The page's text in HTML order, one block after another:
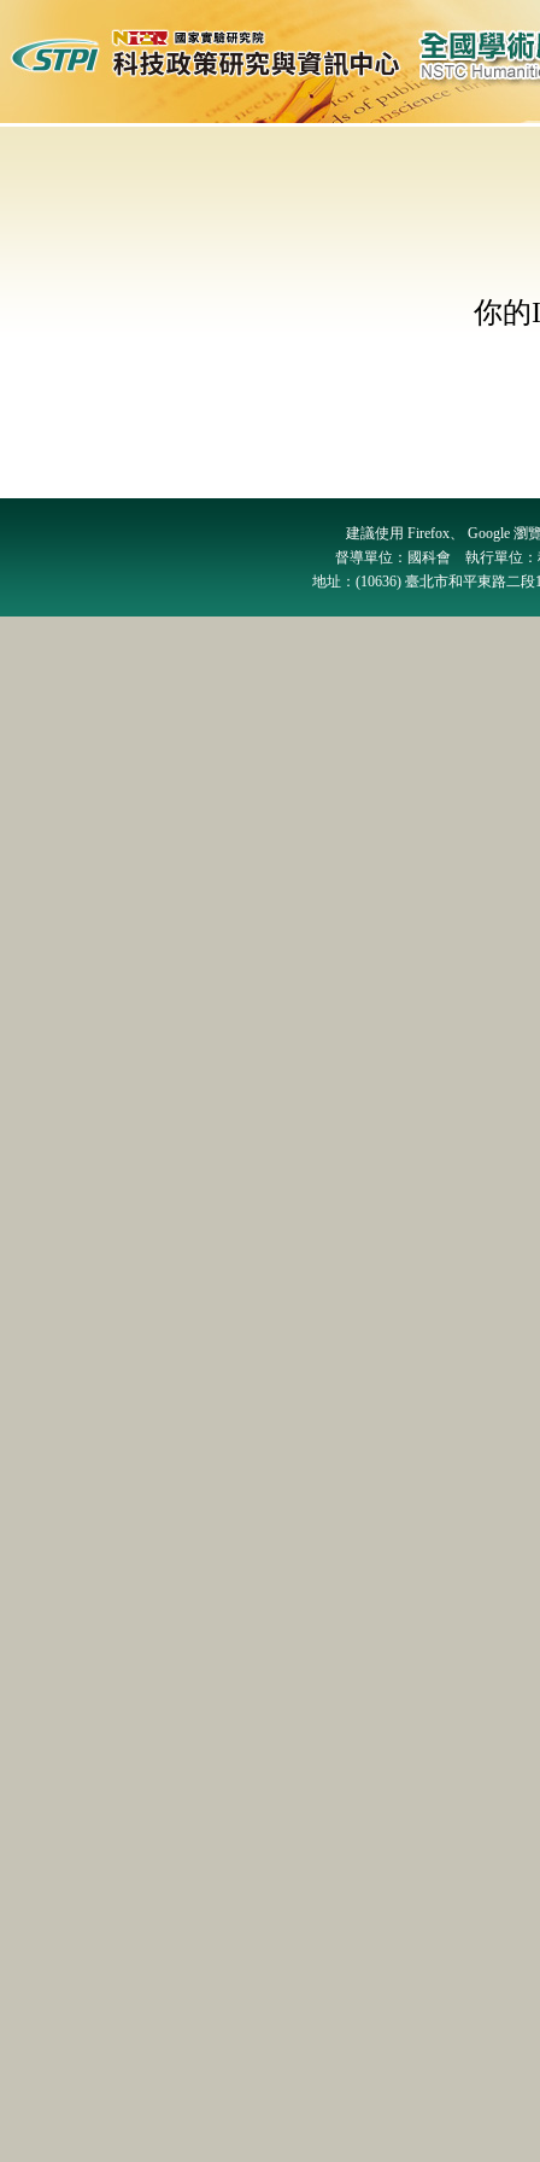
你的
建議使用 Firefox、 Google 瀏
督導單位：國科會 執行單位：
地址：(10636) 臺北市和平東路二